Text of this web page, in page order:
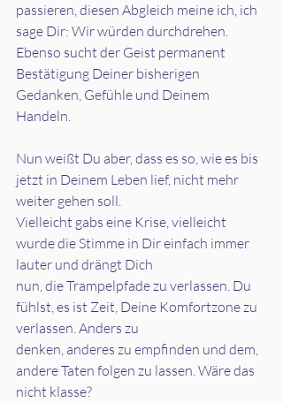
passieren, diesen Abgleich meine ich, ich
sage Dir: Wir würden durchdrehen.
Ebenso sucht der Geist permanent
Bestätigung Deiner bisherigen
Gedanken, Gefühle und Deinem
Handeln.
Nun weißt Du aber, dass es so, wie es bis
jetzt in Deinem Leben lief, nicht mehr
weiter gehen soll.
Vielleicht gabs eine Krise, vielleicht
wurde die Stimme in Dir einfach immer
lauter und drängt Dich
nun, die Trampelpfade zu verlassen. Du
fühlst, es ist Zeit, Deine Komfortzone zu
verlassen. Anders zu
denken, anderes zu empfinden und dem,
andere Taten folgen zu lassen. Wäre das
nicht klasse?